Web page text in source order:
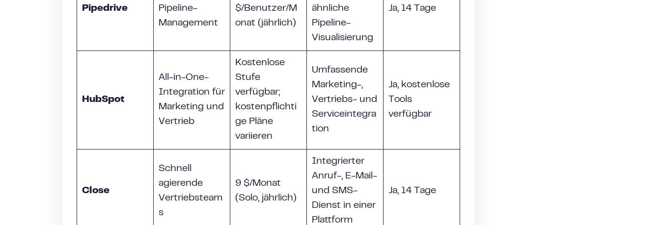
Pipedrive
Pipeline-
Management
$/Benutzer/M
onat (jährlich)
ähnliche
Pipeline-
Visualisierung
Ja, 14 Tage
HubSpot
All-in-One-
Integration für
Marketing und
Vertrieb
Kostenlose
Stufe
verfügbar;
kostenpflichti
ge Pläne
variieren
Umfassende
Marketing-,
Vertriebs- und
Serviceintegra
tion
Ja, kostenlose
Tools
verfügbar
Close
Schnell
agierende
Vertriebsteam
s
9 $/Monat
(Solo, jährlich)
Integrierter
Anruf-, E-Mail-
und SMS-
Dienst in einer
Plattform
Ja, 14 Tage